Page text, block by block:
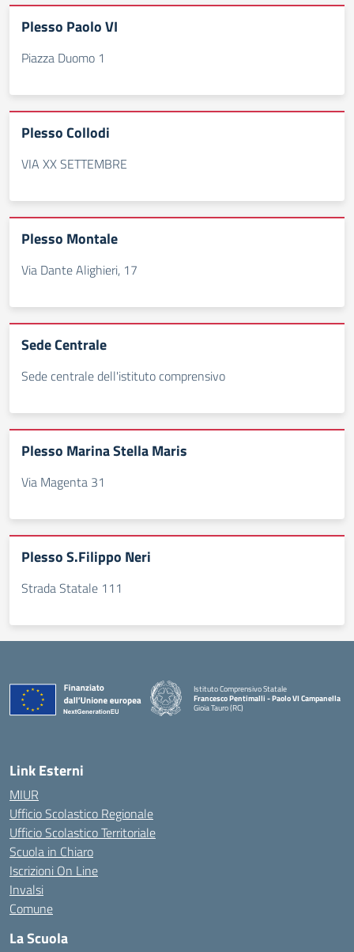
Plesso Paolo VI
Piazza Duomo 1
Plesso Collodi
VIA XX SETTEMBRE
Plesso Montale
Via Dante Alighieri, 17
Sede Centrale
Sede centrale dell'istituto comprensivo
Plesso Marina Stella Maris
Via Magenta 31
Plesso S.Filippo Neri
Strada Statale 111
Istituto Comprensivo Statale
Francesco Pentimalli - Paolo VI Campanella
Gioia Tauro (RC)
Link Esterni
MIUR
Ufficio Scolastico Regionale
Ufficio Scolastico Territoriale
Scuola in Chiaro
Iscrizioni On Line
Invalsi
Comune
La Scuola